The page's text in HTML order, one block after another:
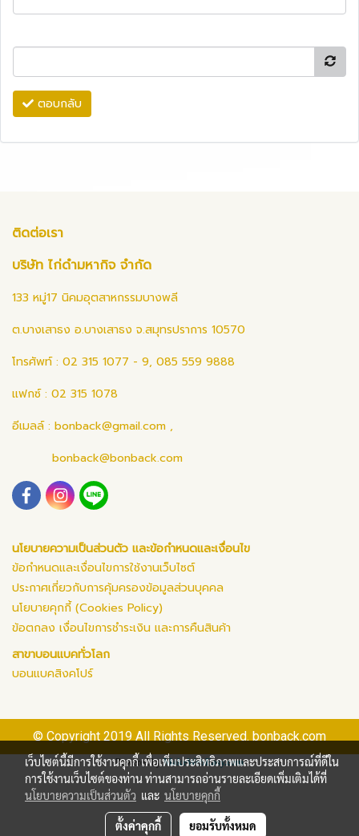
ตอบกลับ
ติดต่อเรา
บริษัท ไก่ดำมหากิจ จำกัด
133 หมู่17 นิคมอุตสาหกรรมบางพลี
ต.บางเสาธง อ.บางเสาธง จ.สมุทรปราการ 10570
โทรศัพท์ : 02 315 1077 - 9, 085 559 9888
แฟกซ์ : 02 315 1078
อีเมลล์ : bonback@gmail.com ,
bonback@bonback.com
นโยบายความเป็นส่วนตัว และข้อกำหนดและเงื่อนไข
ข้อกำหนดและเงื่อนไขการใช้งานเว็บไซต์
ประกาศเกี่ยวกับการคุ้มครองข้อมูลส่วนบุคคล
นโยบายคุกกี้ (Cookies Policy)
ข้อตกลง เงื่อนไขการชำระเงิน และการคืนสินค้า
สาขาบอนแบคทั่วโลก
บอนแบคสิงคโปร์
© Copyright 2019 All Rights Reserved. bonback.com
Powered byMakeWebEasy.com
เว็บไซต์นี้มีการใช้งานคุกกี้ เพื่อเพิ่มประสิทธิภาพและประสบการณ์ที่ดีใน
การใช้งานเว็บไซต์ของท่าน ท่านสามารถอ่านรายละเอียดเพิ่มเติมได้ที่
นโยบายความเป็นส่วนตัว และ นโยบายคุกกี้
ตั้งค่าคุกกี้ ยอมรับทั้งหมด